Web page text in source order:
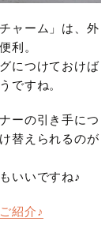
ャーム」は、外
利。
につけておけば
ですね。
ーの引き手につ
替えられるのが
いいですね♪
紹介♪